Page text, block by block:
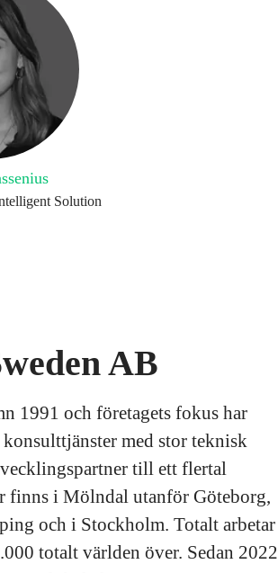
Solution
AB
1991 och företagets fokus har
med stor teknisk
till ett flertal
finns i Mölndal utanför Göteborg,
och i Stockholm. Totalt arbetar
totalt världen över. Sedan 2022